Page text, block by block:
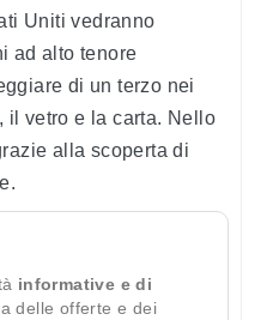
Uniti vedranno
ad alto tenore
di un terzo nei
il vetro e la carta. Nello
alla scoperta di
informative e di
delle offerte e dei